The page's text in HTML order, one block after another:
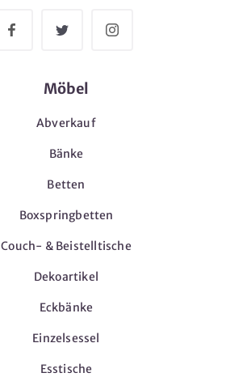
Möbel
Abverkauf
Bänke
Betten
Boxspringbetten
Couch- & Beistelltische
Dekoartikel
Eckbänke
Einzelsessel
Esstische